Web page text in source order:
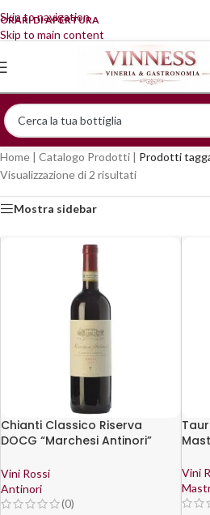
Skip to navigation
Skip to main content
ORARI DI APERTURA
Home | Catalogo Prodotti | Prodotti
Visualizzazione di 2 risultati
Mostra sidebar
Chianti Classico Riserva
DOCG “Marchesi Antinori”
Vini Rossi
Antinori
(0)
Vini